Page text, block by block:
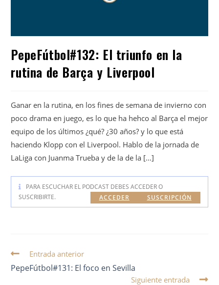
PepeFútbol#132: El triunfo en la
rutina de Barça y Liverpool
Ganar en la rutina, en los fines de semana de invierno con
poco drama en juego, es lo que ha hehco al Barça el mejor
equipo de los últimos ¿qué? ¿30 años? y lo que está
haciendo Klopp con el Liverpool. Hablo de la jornada de
LaLiga con Juanma Trueba y de la de la […]
PARA ESCUCHAR EL PODCAST DEBES ACCEDER O
SUSCRIBIRTE.
SUSCRIPCIÓN
ACCEDER
Entrada anterior
PepeFútbol#131: El foco en Sevilla
Siguiente entrada